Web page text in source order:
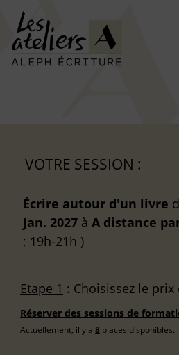
VOTRE SESSION :
Écrire autour d'un livre
Jan. 2027 à A distance
; 19h-21h )
Etape 1 : Choisissez le
Réserver des sessions de
Actuellement, il y a 8 places disponibles.